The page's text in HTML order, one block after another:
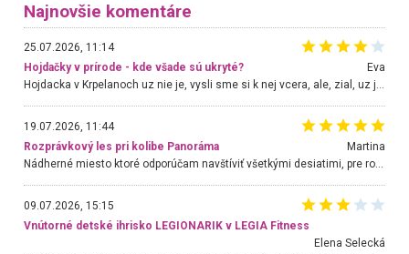
Najnovšie komentáre
25.07.2026, 11:14
Hojdačky v prírode - kde všade sú ukryté?
Eva
Hojdacka v Krpelanoch uz nie je, vysli sme si k nej vcera, ale, zial, uz je znicena. Ak sem planujete cestu len kvoli hojdacke, mozete si ju usetrit. Krasny vyhlad je tu vsak aj bez hojdacky :-)
19.07.2026, 11:44
Rozprávkový les pri kolibe Panoráma
Martina
Nádherné miesto ktoré odporúčam navštíviť všetkými desiatimi, pre rodiny s deťmi, dôchodcom... Proste a jednoducho ozaj rozprávkový les.. určite ešte prídeme. Odniesli sme si na pamiatku krásne tričká,
09.07.2026, 15:15
Vnútorné detské ihrisko LEGIONARIK v LEGIA Fitness
Elena Selecká